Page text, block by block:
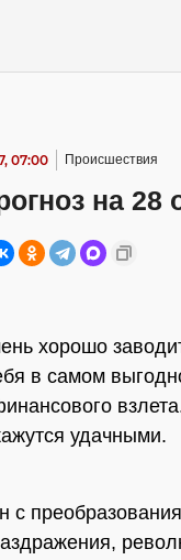
07:00 Происшествия
на 28
хорошо
в самом
удачными.
с